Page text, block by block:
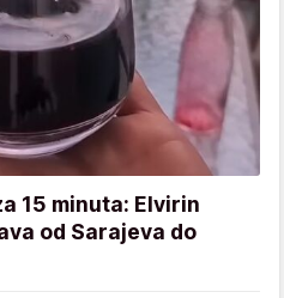
15 minuta: Elvirin
od Sarajeva do